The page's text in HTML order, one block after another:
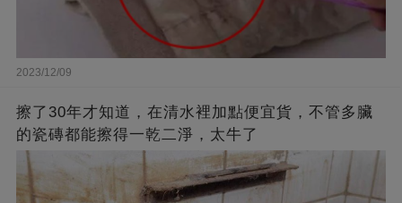
2023/12/09
擦了30年才知道，在清水裡加點便宜貨，不管多臟
的瓷磚都能擦得一乾二淨，太牛了